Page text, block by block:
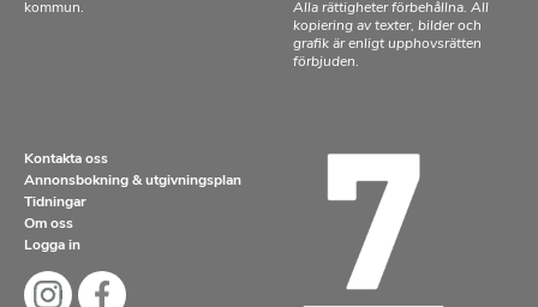
kommun.
Alla rättigheter förbehållna. All
kopiering av texter, bilder och
grafik är enligt upphovsrätten
förbjuden.
Kontakta oss
Annonsbokning & utgivningsplan
Tidningar
Om oss
Logga in